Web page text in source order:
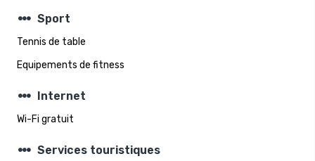
steppers Sport
Tennis de table
Equipements de fitness
steppers Internet
Wi-Fi gratuit
steppers Services touristiques